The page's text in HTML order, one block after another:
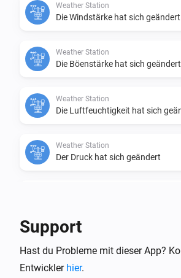
Weather Station
Die Windstärke hat sich geändert
Weather Station
Die Böenstärke hat sich geändert
Weather Station
Die Luftfeuchtigkeit hat sich
Weather Station
Der Druck hat sich geändert
Weather Station
Support
Hast du Probleme mit dieser App?
Entwickler hier.